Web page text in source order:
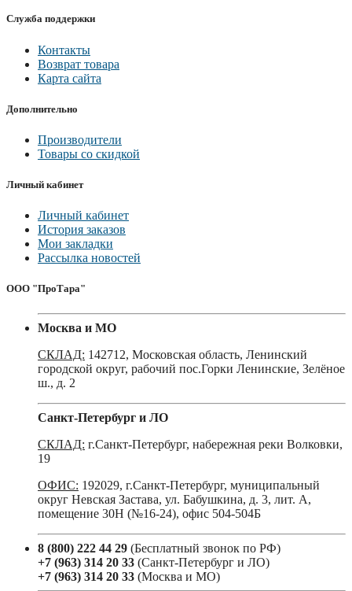
Служба поддержки
Контакты
Возврат товара
Карта сайта
Дополнительно
Производители
Товары со скидкой
Личный кабинет
Личный кабинет
История заказов
Мои закладки
Рассылка новостей
ООО "ПроТара"
Москва и МО
СКЛАД: 142712, Московская область, Ленинский
городской округ, рабочий пос.Горки Ленинские, Зелёное
ш., д. 2
Санкт-Петербург и ЛО
СКЛАД: г.Санкт-Петербург, набережная реки Волковки,
19
ОФИС: 192029, г.Санкт-Петербург, муниципальный
округ Невская Застава, ул. Бабушкина, д. 3, лит. А,
помещение 30Н (№16-24), офис 504-504Б
8 (800) 222 44 29 (Бесплатный звонок по РФ)
+7 (963) 314 20 33 (Санкт-Петербург и ЛО)
+7 (963) 314 20 33 (Москва и МО)